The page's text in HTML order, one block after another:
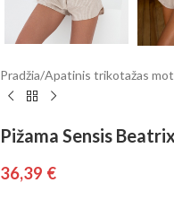
Pradžia/Apatinis trikotažas
Pižama Sensis
36,39 €